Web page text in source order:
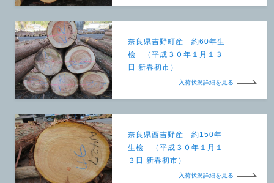
奈良県吉野町産 約60年生
桧 （平成３０年１月１３
日 新春初市）
入荷状況詳細を見る
奈良県西吉野産 約150年
生桧 （平成３０年１月１
３日 新春初市）
入荷状況詳細を見る